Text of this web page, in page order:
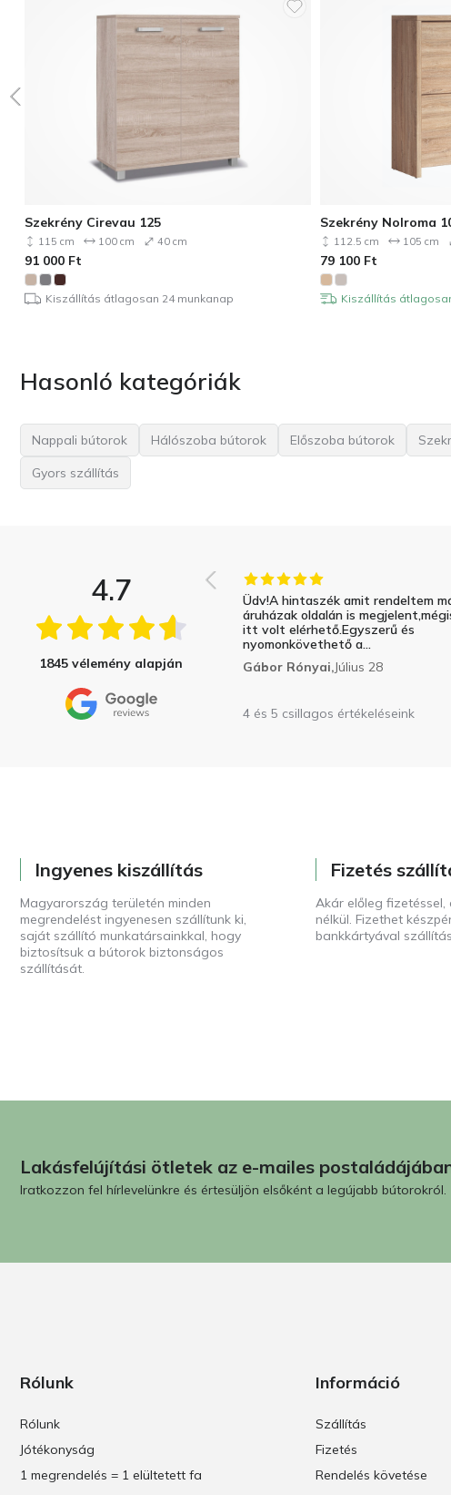
Szekrény Cirevau 125
115 cm 100 cm 40 cm
91 000 Ft
Kiszállítás átlagosan 24 munkanap
Szekrény Nolroma
112.5 cm 105 cm
79 100 Ft
Kiszállítás
Hasonló kategóriák
Nappali bútorok Hálószoba bútorok Előszoba bútorok
Gyors szállítás
4.7
1845 vélemény alapján
Üdv!A hintaszék amit rendeltem
áruházak oldalán is
itt volt elérhető.Egyszerű és
nyomonkövethető a...
Gábor Rónyai,Július 28
4 és 5 csillagos értékeléseink
Ingyenes kiszállítás
Magyarország területén minden
megrendelést ingyenesen szállítunk ki,
saját szállító munkatársainkkal, hogy
biztosítsuk a bútorok biztonságos
szállítását.
Fizetés
Akár előleg
nélkül. Fizethet
bankkártyával
Lakásfelújítási ötletek az e-mailes
Iratkozzon fel hírlevelünkre és értesüljön elsőként a legújabb bútorokról.
Rólunk
Rólunk
Jótékonyság
1 megrendelés = 1 elültetett fa
Információ
Szállítás
Fizetés
Rendelés követése